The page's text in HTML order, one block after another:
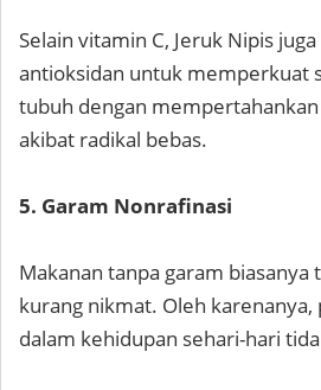
Selain vitamin C, Jeruk Nipis
antioksidan untuk memperkuat
tubuh dengan
akibat radikal bebas.
5. Garam Nonrafinasi
Makanan tanpa garam biasanya
kurang nikmat. Oleh karenanya,
dalam kehidupan sehari-hari